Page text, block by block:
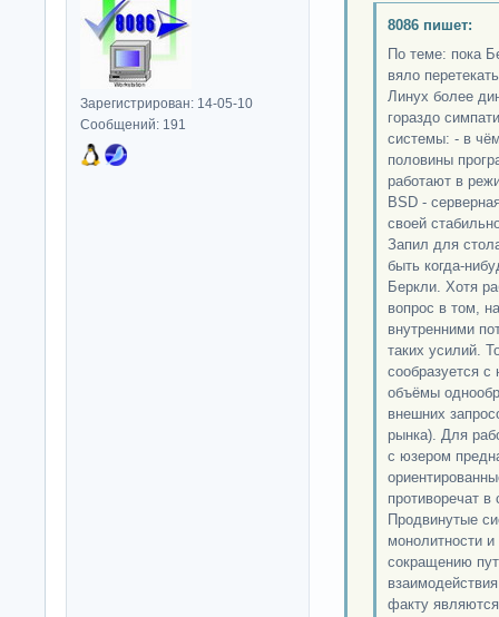
Зарегистрирован: 14-05-10
Сообщений: 191
8086 пишет:
По теме: пока
вяло
Линух более
гораздо
системы: - в
половины
работают в
BSD -
своей
Запил для
быть когда-
Беркли. Хотя
вопрос в том,
внутренними
таких усилий.
сообразуется
объёмы
внешних
рынка). Для
с юзером
противоречат
Продвинутые
монолитности
сокращению
факту